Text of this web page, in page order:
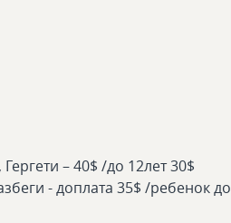
– 40$ /до 12лет 30$
- доплата 35$ /ребенок